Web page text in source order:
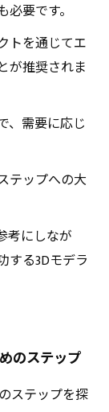
要です。
トを通じてエ
が推奨されま
、需要に応じ
テップへの大
考にしなが
する3Dモデラ
のステップ
ステップを探